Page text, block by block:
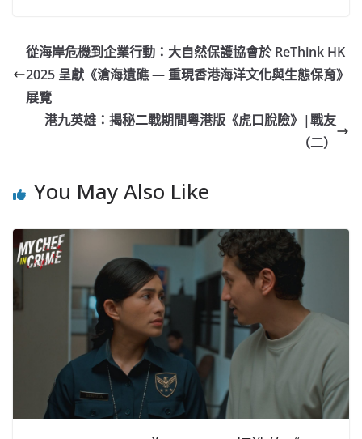
從海岸危機到企業行動：大自然保護協會於 ReThink HK
2025 呈獻《滄海遺礁 — 重現香港海洋文化與生態保育》
展覽
港九英雄：揭秘二戰期間粵港版《虎口脫險》|戰友
（二）
You May Also Like